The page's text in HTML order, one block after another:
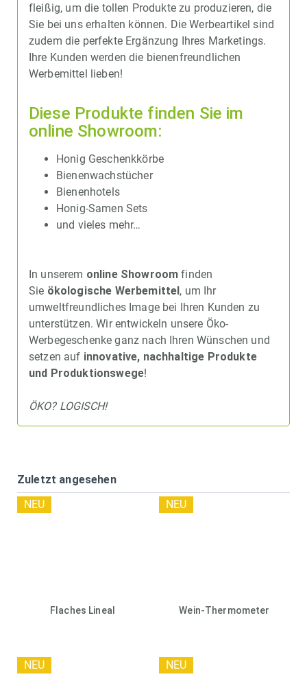
fleißig, um die tollen Produkte zu produzieren, die
Sie bei uns erhalten können. Die Werbeartikel sind
zudem die perfekte Ergänzung Ihres Marketings.
Ihre Kunden werden die bienenfreundlichen
Werbemittel lieben!
Diese Produkte finden Sie im
online Showroom:
Honig Geschenkkörbe
Bienenwachstücher
Bienenhotels
Honig-Samen Sets
und vieles mehr…
In unserem online Showroom finden
Sie ökologische Werbemittel, um Ihr
umweltfreundliches Image bei Ihren Kunden zu
unterstützen. Wir entwickeln unsere Öko-
Werbegeschenke ganz nach Ihren Wünschen und
setzen auf innovative, nachhaltige Produkte
und Produktionswege!
ÖKO? LOGISCH!
Zuletzt angesehen
Flaches Lineal
NEU
Wein-Thermometer
NEU
NEU NEU